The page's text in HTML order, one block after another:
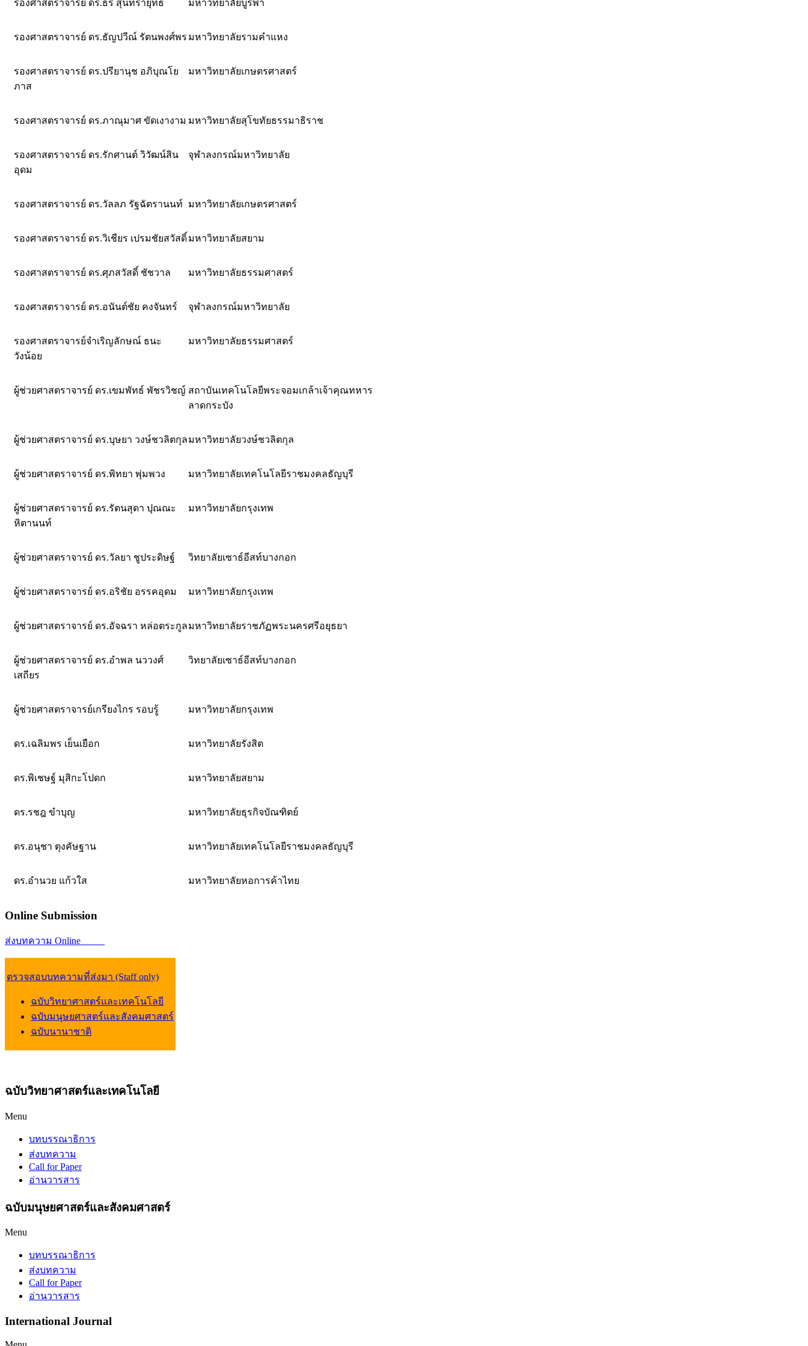
รองศาสตราจารย์ ดร.ธร สุนทรายุทธ มหาวิทยาลัยบูรพา
รองศาสตราจารย์ ดร.ธัญปวีณ์ รัตนพงศ์พร มหาวิทยาลัยรามคำแหง
รองศาสตราจารย์ ดร.ปรียานุช อภิบุณโย
ภาส
มหาวิทยาลัยเกษตรศาสตร์
รองศาสตราจารย์ ดร.ภาณุมาศ ขัดเงางาม มหาวิทยาลัยสุโขทัยธรรมาธิราช
รองศาสตราจารย์ ดร.รักศานต์ วิวัฒน์สิน
อุดม
จุฬาลงกรณ์มหาวิทยาลัย
รองศาสตราจารย์ ดร.วัลลภ รัฐฉัตรานนท์ มหาวิทยาลัยเกษตรศาสตร์
รองศาสตราจารย์ ดร.วิเชียร เปรมชัยสวัสดิ์มหาวิทยาลัยสยาม
รองศาสตราจารย์ ดร.ศุภสวัสดิ์ ชัชวาล มหาวิทยาลัยธรรมศาสตร์
รองศาสตราจารย์ ดร.อนันต์ชัย คงจันทร์ จุฬาลงกรณ์มหาวิทยาลัย
รองศาสตราจารย์จำเริญลักษณ์ ธนะ
วังน้อย
มหาวิทยาลัยธรรมศาสตร์
ผู้ช่วยศาสตราจารย์ ดร.เขมพัทธ์ พัชรวิชญ์ สถาบันเทคโนโลยีพระจอมเกล้าเจ้าคุณทหาร
ลาดกระบัง
ผู้ช่วยศาสตราจารย์ ดร.บุษยา วงษ์ชวลิตกุลมหาวิทยาลัยวงษ์ชวลิตกุล
ผู้ช่วยศาสตราจารย์ ดร.พิทยา พุ่มพวง มหาวิทยาลัยเทคโนโลยีราชมงคลธัญบุรี
ผู้ช่วยศาสตราจารย์ ดร.รัตนสุดา ปุณณะ
หิตานนท์
มหาวิทยาลัยกรุงเทพ
ผู้ช่วยศาสตราจารย์ ดร.วัลยา ชูประดิษฐ์ วิทยาลัยเซาธ์อีสท์บางกอก
ผู้ช่วยศาสตราจารย์ ดร.อริชัย อรรคอุดม มหาวิทยาลัยกรุงเทพ
ผู้ช่วยศาสตราจารย์ ดร.อัจฉรา หล่อตระกูลมหาวิทยาลัยราชภัฏพระนครศรีอยุธยา
ผู้ช่วยศาสตราจารย์ ดร.อำพล นววงศ์
เสถียร
วิทยาลัยเซาธ์อีสท์บางกอก
ผู้ช่วยศาสตราจารย์เกรียงไกร รอบรู้ มหาวิทยาลัยกรุงเทพ
ดร.เฉลิมพร เย็นเยือก มหาวิทยาลัยรังสิต
ดร.พิเชษฐ์ มุสิกะโปดก มหาวิทยาลัยสยาม
ดร.รชฎ ขำบุญ มหาวิทยาลัยธุรกิจบัณฑิตย์
ดร.อนุชา ตุงคัษฐาน มหาวิทยาลัยเทคโนโลยีราชมงคลธัญบุรี
ดร.อำนวย แก้วใส มหาวิทยาลัยหอการค้าไทย
Online Submission
ส่งบทความ Online
ตรวจสอบบทความที่ส่งมา (Staff only)
ฉบับวิทยาศาสตร์และเทคโนโลยี
ฉบับมนุษยศาสตร์และสังคมศาสตร์
ฉบับนานาชาติ
ฉบับวิทยาศาสตร์และเทคโนโลยี
Menu
บทบรรณาธิการ
ส่งบทความ
Call for Paper
อ่านวารสาร
ฉบับมนุษยศาสตร์และสังคมศาสตร์
Menu
บทบรรณาธิการ
ส่งบทความ
Call for Paper
อ่านวารสาร
International Journal